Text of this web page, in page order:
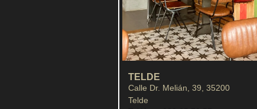
TELDE
Calle Dr. Melián, 39, 35200
Telde